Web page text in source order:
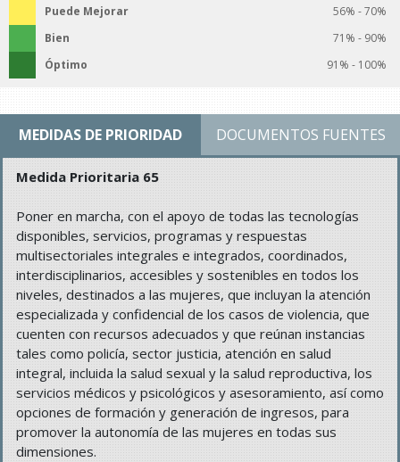
Puede Mejorar
56% - 70%
Bien
71% - 90%
Óptimo
91% - 100%
MEDIDAS DE PRIORIDAD DOCUMENTOS FUENTES
Medida Prioritaria 65
Poner en marcha, con el apoyo de todas las tecnologías
disponibles, servicios, programas y respuestas
multisectoriales integrales e integrados, coordinados,
interdisciplinarios, accesibles y sostenibles en todos los
niveles, destinados a las mujeres, que incluyan la atención
especializada y confidencial de los casos de violencia, que
cuenten con recursos adecuados y que reúnan instancias
tales como policía, sector justicia, atención en salud
integral, incluida la salud sexual y la salud reproductiva, los
servicios médicos y psicológicos y asesoramiento, así como
opciones de formación y generación de ingresos, para
promover la autonomía de las mujeres en todas sus
dimensiones.